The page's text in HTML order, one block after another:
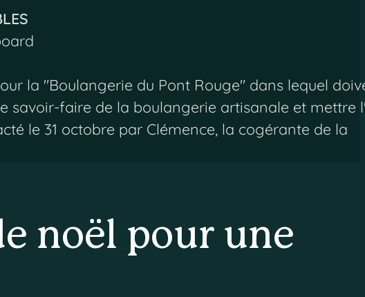
la "Boulangerie du Pont Rouge" dans lequel
savoir-faire de la boulangerie artisanale et mettre
le 31 octobre par Clémence, la cogérante de la
noël pour une